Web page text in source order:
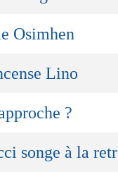
Osimhen
Lino
?
songe à la